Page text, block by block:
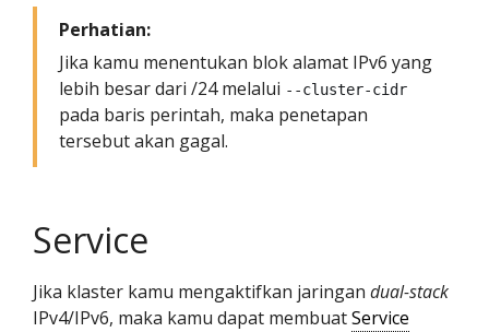
Perhatian:
Jika kamu menentukan blok alamat IPv6 yang
lebih besar dari /24 melalui --cluster-cidr
pada baris perintah, maka penetapan
tersebut akan gagal.
Service
Jika klaster kamu mengaktifkan jaringan dual-stack
IPv4/IPv6, maka kamu dapat membuatService